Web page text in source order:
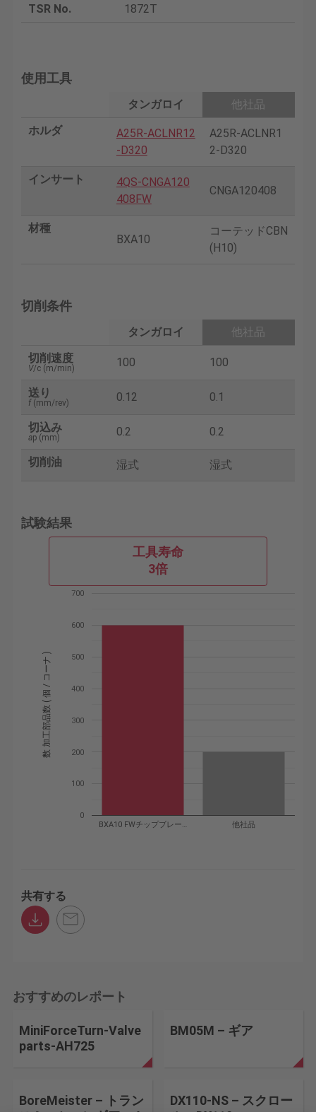
TSR No.
1872T
使用工具
タンガロイ
他社品
ホルダ
A25R-ACLNR12
-D320
A25R-ACLNR1
2-D320
インサート
4QS-CNGA120
408FW
CNGA120408
材種
BXA10
コーテッドCBN
(H10)
切削条件
タンガロイ
他社品
切削速度
V/c (m/min) 100 100
送り
f(mm/rev) 0.12 0.1
切込み
ap (mm) 0.2 0.2
切削油 湿式 湿式
試験結果
工具寿命
3倍
BXA10 FWチップブレー… 他社品
0
100
200
300
400
500
600
700
数 加工部品数 ( 個 / コーナ )
共有する
おすすめのレポート
MiniForceTurn-Valve
parts-AH725
BM05M – ギア
BoreMeister – トラン
DX110-NS – スクロー